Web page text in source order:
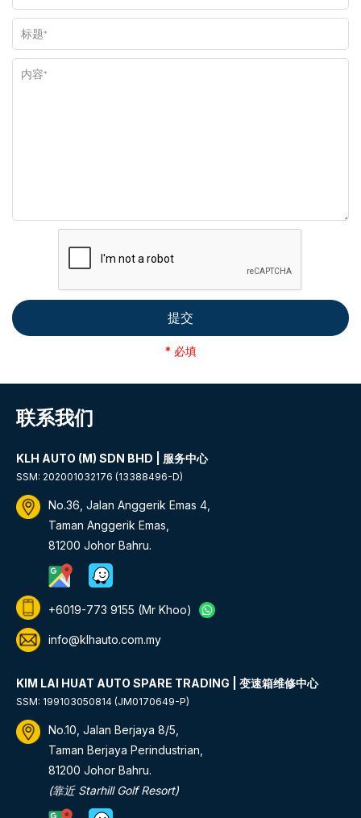
提交
* 必填
联系我们
KLH AUTO (M) SDN BHD | 服务中心
SSM: 202001032176 (13388496-D)
No.36, Jalan Anggerik Emas 4,
Taman Anggerik Emas,
81200 Johor Bahru.
+6019-773 9155 (Mr Khoo)
info@klhauto.com.my
KIM LAI HUAT AUTO SPARE TRADING | 变速箱维修中心
SSM: 199103050814 (JM0170649-P)
No.10, Jalan Berjaya 8/5,
Taman Berjaya Perindustrian,
81200 Johor Bahru.
(靠近 Starhill Golf Resort)